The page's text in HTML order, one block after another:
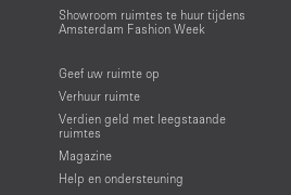
Showroom ruimtes te huur tijdens
Amsterdam Fashion Week
Geef uw ruimte op
Verhuur ruimte
Verdien geld met leegstaande
ruimtes
Magazine
Help en ondersteuning